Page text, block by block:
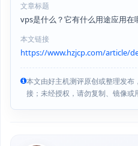
文章标题
vps是什么？它有什么用途应用在
本文链接
https://www.hzjcp.com/article/
本文由好主机测评原创或整理发
接；未经授权，请勿复制、镜像或